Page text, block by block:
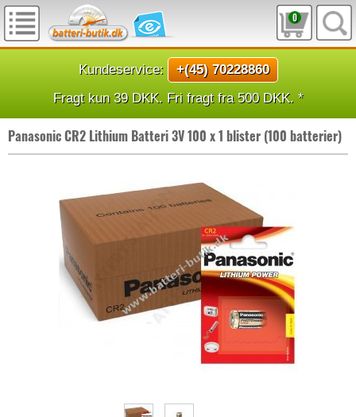
0
Kundeservice:
+(45) 70228860
Fragt kun 39 DKK. Fri fragt fra 500 DKK. *
Panasonic CR2 Lithium Batteri 3V 100 x 1 blister (100 batterier)